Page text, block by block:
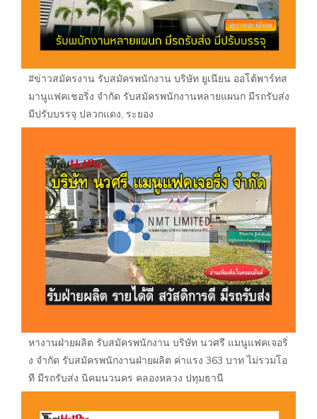
#ข่าวสมัครงาน รับสมัครพนักงาน บริษัท ยูเนียน ออโต้พาร์ทส
มานูแฟคเชอริ่ง จำกัด รับสมัครพนักงานหลายแผนก มีรถรับส่ง
มีปรับบรรจุ ปลวกแดง, ระยอง
หางานฝ่ายผลิต รับสมัครพนักงาน บริษัท นวศรี แมนูแฟคเจอริ่
ง จำกัด รับสมัครพนักงานฝ่ายผลิต ค่าแรง 363 บาท ไม่รวมโอ
ที มีรถรับส่ง นิคมนวนคร คลองหลวง ปทุมธานี